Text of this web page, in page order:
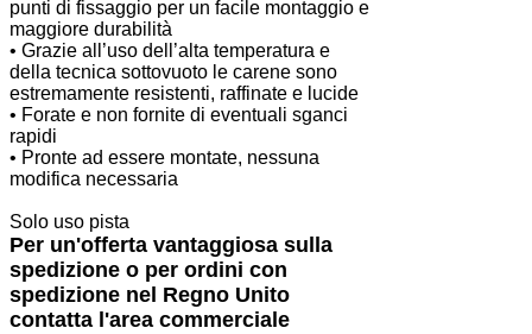
punti di fissaggio per un facile montaggio e
maggiore durabilità
• Grazie all’uso dell’alta temperatura e
della tecnica sottovuoto le carene sono
estremamente resistenti, raffinate e lucide
• Forate e non fornite di eventuali sganci
rapidi
• Pronte ad essere montate, nessuna
modifica necessaria
Solo uso pista
Per un'offerta vantaggiosa sulla
spedizione o per ordini con
spedizione nel Regno Unito
contatta l'area commerciale